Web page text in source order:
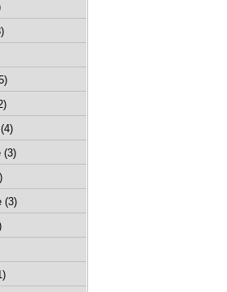
(3)
(3)